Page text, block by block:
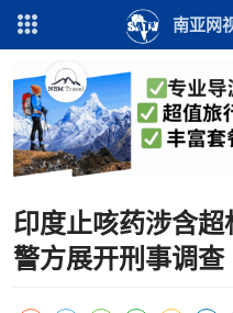
南亚网
印度止咳药涉含
警方展开刑事调查